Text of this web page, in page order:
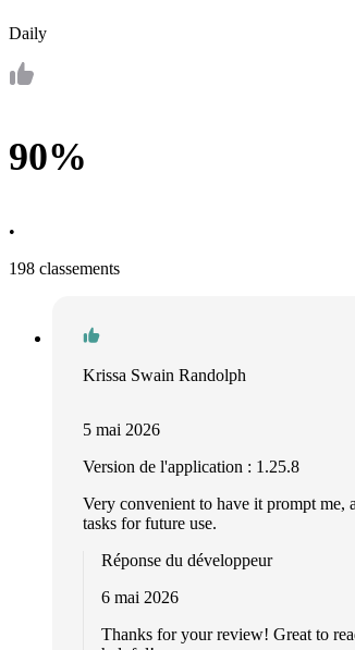
Daily
90%
•
198 classements
Krissa Swain Randolph
5 mai 2026
Version de l'application : 1.25.8
Very convenient to have it prompt me,
tasks for future use.
Réponse du développeur
6 mai 2026
Thanks for your review! Great to